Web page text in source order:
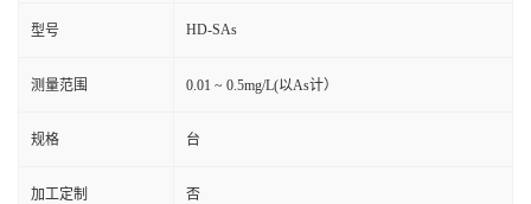
型号 HD-SAs
测量范围 0.01 ~ 0.5mg/L(以As计）
规格 台
加工定制 否